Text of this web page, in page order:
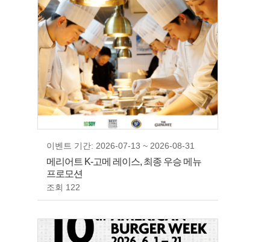
이벤트 기간: 2026-07-13 ~ 2026-08-31
메리어트 K-고메 레이스, 최종 우승 메뉴
프로모션
조회 122